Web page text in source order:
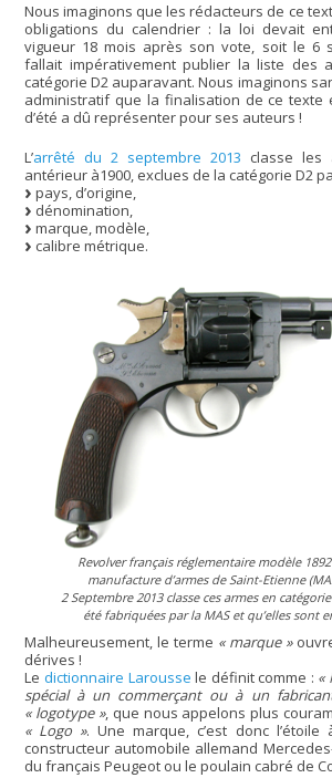
Nous imaginons que les rédacteurs de ce
obligations du calendrier : la loi devait
vigueur 18 mois après son vote, soit le 6
fallait impérativement publier la liste des
catégorie D2 auparavant. Nous imaginons
administratif que la finalisation de ce texte
d’été a dû représenter pour ses auteurs !
L’arrêté du 2 septembre 2013 classe les
antérieur à1900, exclues de la catégorie D2
pays, d’origine,
dénomination,
marque, modèle,
calibre métrique.
Revolver français réglementaire modèle
manufacture d’armes de Saint-Etienne
2 Septembre 2013 classe ces armes en
été fabriquées par la MAS et qu’elles sont
Malheureusement, le terme « marque »
dérives !
Le dictionnaire Larousse le définit comme : «
spécial à un commerçant ou à un
« logotype », que nous appelons plus
« Logo ». Une marque, c’est donc
constructeur automobile allemand
du français Peugeot ou le poulain cabré de